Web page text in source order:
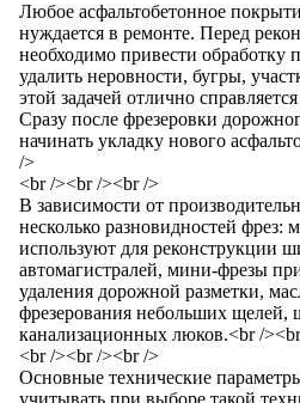
Любое асфальтобетонное
нуждается в ремонте. Перед
необходимо привести обработку
удалить неровности, бугры,
этой задачей отлично
Сразу после фрезеровки
начинать укладку нового
/>
<br /><br /><br />
В зависимости от
несколько разновидностей
используют для реконструкции
автомагистралей, мини-фрезы
удаления дорожной разметки,
фрезерования небольших щелей,
канализационных люков.<br /
<br /><br /><br />
Основные технические
учитывать при выборе такой